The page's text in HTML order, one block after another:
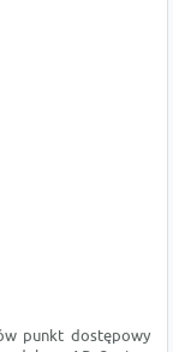
punkt dostępowy